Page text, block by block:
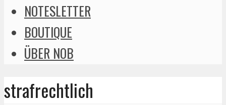
NOTESLETTER
BOUTIQUE
ÜBER NOB
strafrechtlich